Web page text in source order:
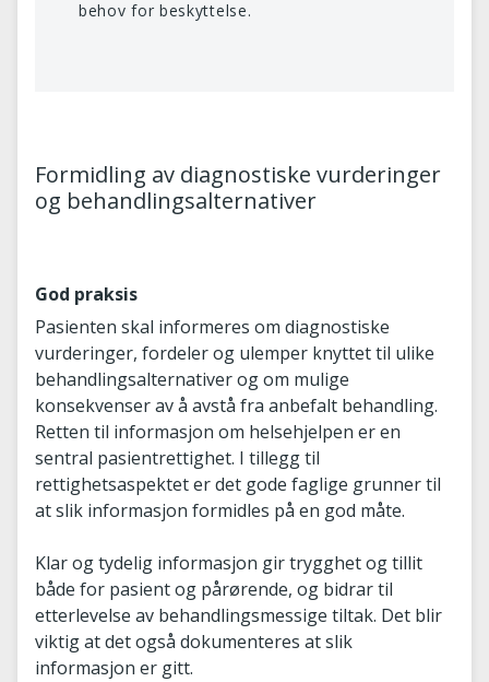
behov for beskyttelse.
Formidling av diagnostiske vurderinger
og behandlingsalternativer
God praksis
Pasienten skal informeres om diagnostiske
vurderinger, fordeler og ulemper knyttet til ulike
behandlingsalternativer og om mulige
konsekvenser av å avstå fra anbefalt behandling.
Retten til informasjon om helsehjelpen er en
sentral pasientrettighet. I tillegg til
rettighetsaspektet er det gode faglige grunner til
at slik informasjon formidles på en god måte.
Klar og tydelig informasjon gir trygghet og tillit
både for pasient og pårørende, og bidrar til
etterlevelse av behandlingsmessige tiltak. Det blir
viktig at det også dokumenteres at slik
informasjon er gitt.